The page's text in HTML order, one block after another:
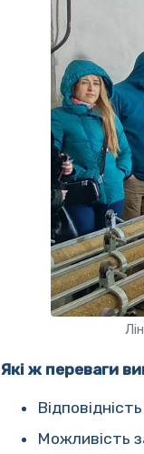
Які ж переваги
Можливість